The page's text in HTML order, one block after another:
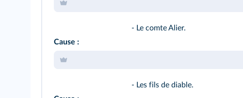
- Le comte Alier.
Cause :
- Les fils de diable.